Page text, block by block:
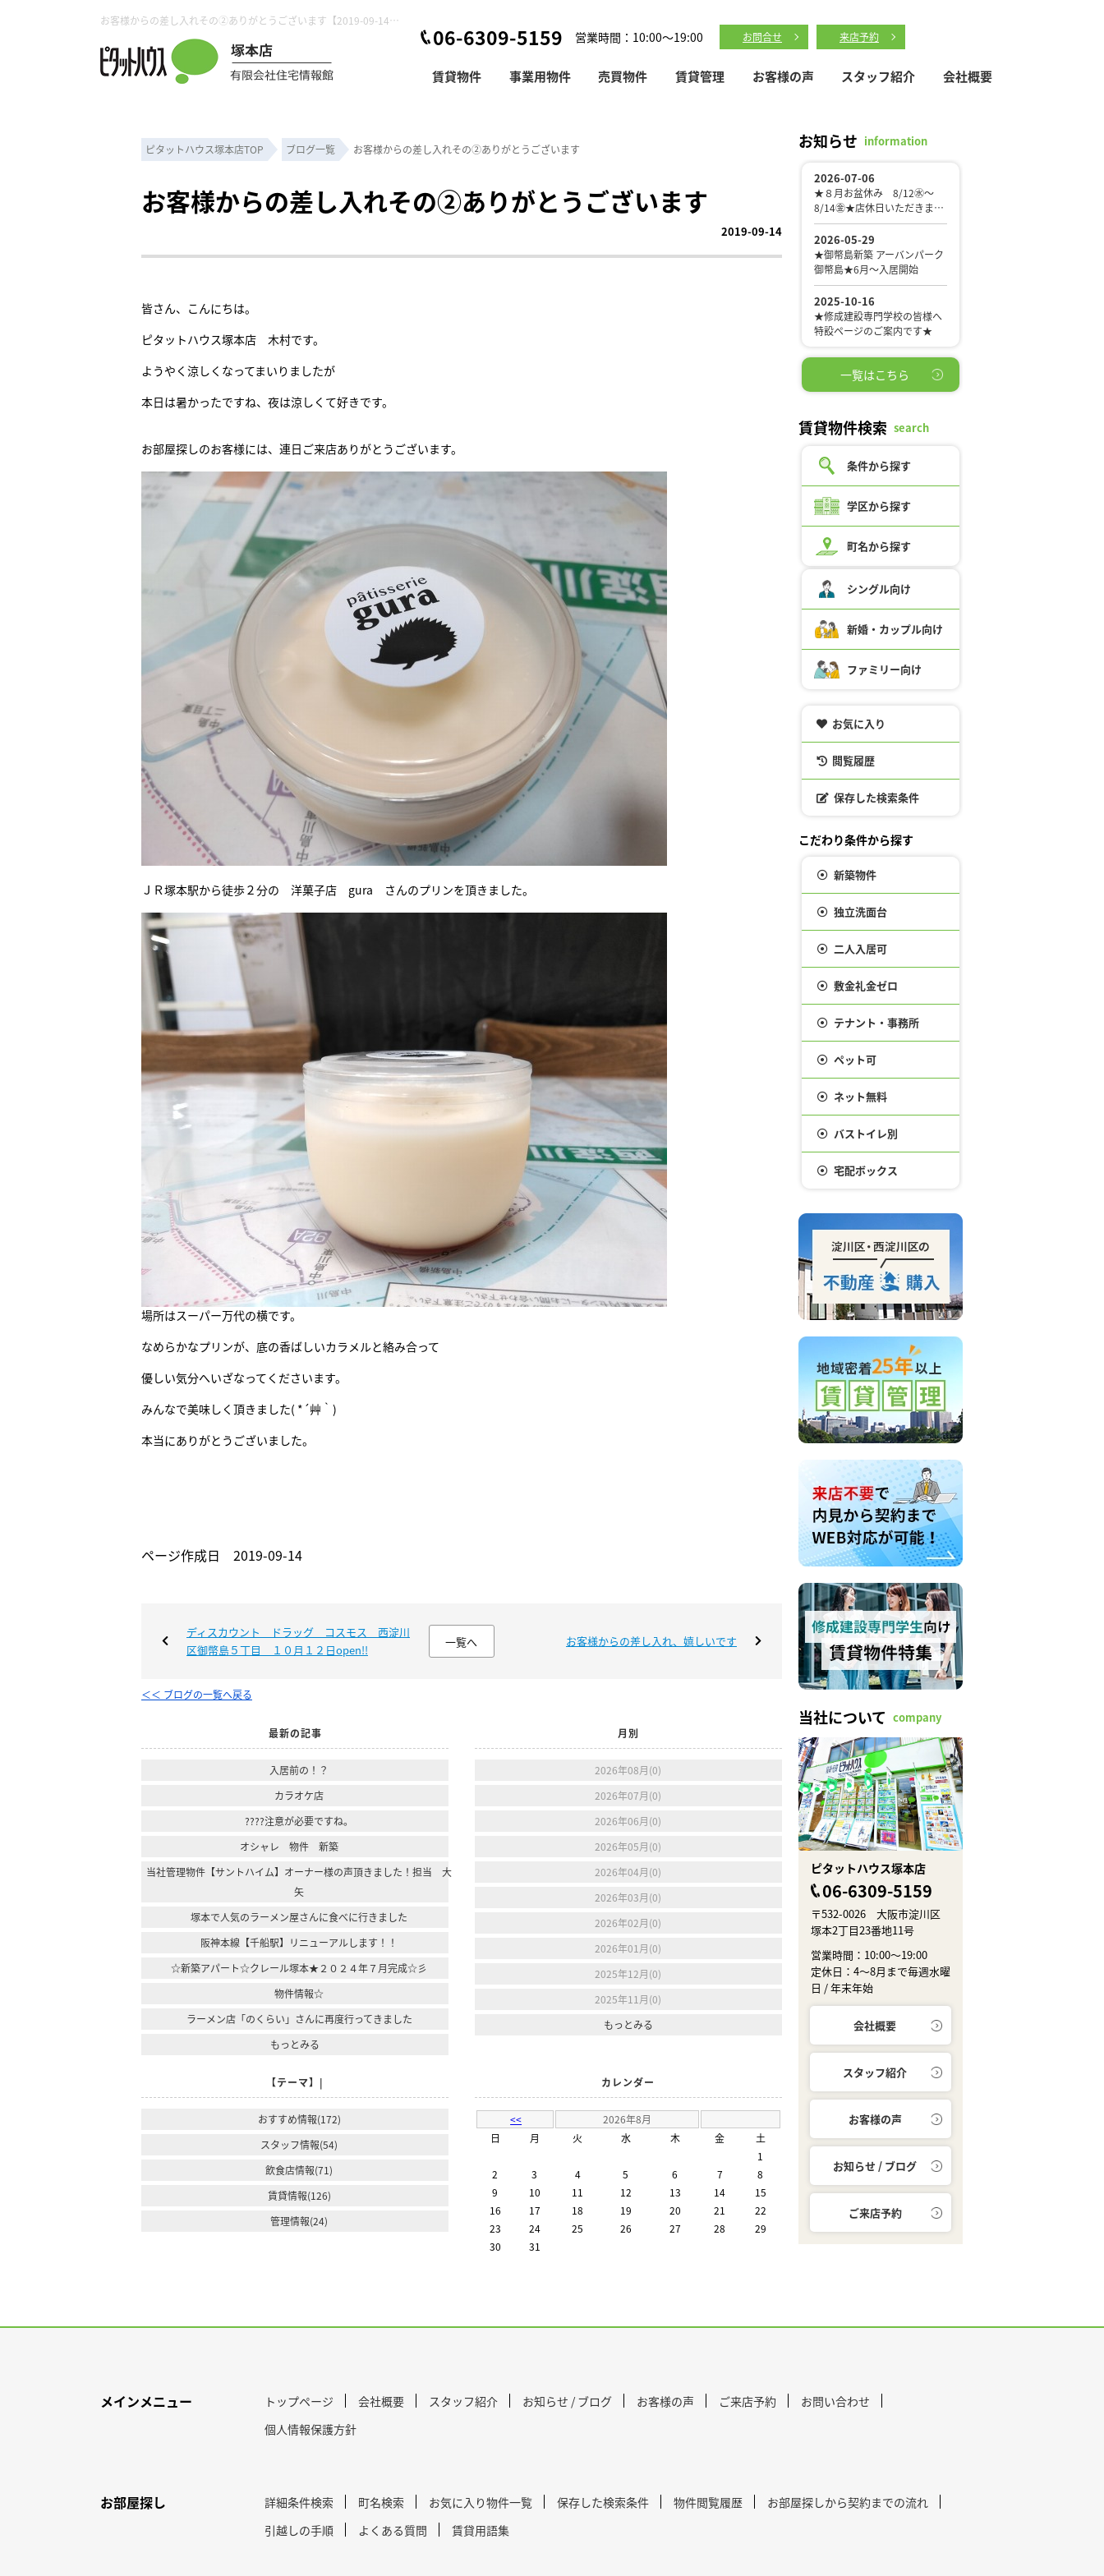
お客様からの差し入れその②ありがとうございます【2019-09-14更新】
06-6309-5159 営業時間：10:00～19:00 お問合せ 来店予約
賃貸物件 事業用物件 売買物件 賃貸管理 お客様の声 スタッフ紹介 会社概要
ピタットハウス塚本店TOP ブログ一覧 お客様からの差し入れその②ありがとうございます
お客様からの差し入れその②ありがとうございます
2019-09-14
皆さん、こんにちは。
ピタットハウス塚本店 木村です。
ようやく涼しくなってまいりましたが
本日は暑かったですね、夜は涼しくて好きです。
お部屋探しのお客様には、連日ご来店ありがとうございます。
ＪＲ塚本駅から徒歩２分の 洋菓子店 gura さんのプリンを頂きました。
場所はスーパー万代の横です。
なめらかなプリンが、底の香ばしいカラメルと絡み合って
優しい気分へいざなってくださいます。
みんなで美味しく頂きました( *´艸｀)
本当にありがとうございました。
ページ作成日 2019-09-14
ディスカウント ドラッグ コスモス 西淀川
区御幣島５丁目 １０月１２日open!!
一覧へ お客様からの差し入れ、嬉しいです
＜＜ ブログの一覧へ戻る
最新の記事
入居前の！？
カラオケ店
????注意が必要ですね。
オシャレ 物件 新築
当社管理物件【サントハイム】オーナー様の声頂きました！担当 大
矢
塚本で人気のラーメン屋さんに食べに行きました
阪神本線【千船駅】リニューアルします！！
☆新築アパート☆クレール塚本★２０２４年７月完成☆彡
物件情報☆
ラーメン店「のくらい」さんに再度行ってきました
もっとみる
月別
2026年08月(0)
2026年07月(0)
2026年06月(0)
2026年05月(0)
2026年04月(0)
2026年03月(0)
2026年02月(0)
2026年01月(0)
2025年12月(0)
2025年11月(0)
もっとみる
【テーマ】|
おすすめ情報(172)
スタッフ情報(54)
飲食店情報(71)
賃貸情報(126)
管理情報(24)
カレンダー
<<
2026年8月
日
月 火 水 木 金
土
1
2
3 4 5 6 7
8
9
10 11 12 13 14
15
16
17 18 19 20 21
22
23
24 25 26 27 28
29
30
31
お知らせ information
一覧はこちら
賃貸物件検索 search
条件から探す
学区から探す
町名から探す
シングル向け
新婚・カップル向け
ファミリー向け
お気に入り
閲覧履歴
保存した検索条件
こだわり条件から探す
新築物件
独立洗面台
二人入居可
敷金礼金ゼロ
テナント・事務所
ペット可
ネット無料
バストイレ別
宅配ボックス
当社について company
ピタットハウス塚本店
06-6309-5159
〒532-0026 大阪市淀川区
塚本2丁目23番地11号
営業時間：10:00～19:00
定休日：4～8月まで毎週水曜
日 / 年末年始
会社概要
スタッフ紹介
お客様の声
お知らせ / ブログ
ご来店予約
メインメニュー トップページ 会社概要 スタッフ紹介 お知らせ / ブログ お客様の声 ご来店予約
お問い合わせ
個人情報保護方針
お部屋探し 詳細条件検索 町名検索 お気に入り物件一覧 保存した検索条件 物件閲覧履歴
お部屋探しから契約までの流れ
引越しの手順
よくある質問 賃貸用語集